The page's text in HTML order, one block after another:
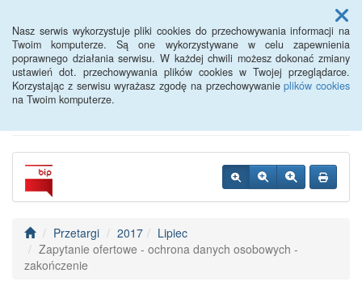
Nasz serwis wykorzystuje pliki cookies do przechowywania informacji na
Twoim komputerze. Są one wykorzystywane w celu zapewnienia
poprawnego działania serwisu. W każdej chwili możesz dokonać zmiany
ustawień dot. przechowywania plików cookies w Twojej przeglądarce.
Korzystając z serwisu wyrażasz zgodę na przechowywanieplików cookies
na Twoim komputerze.
Menu
Powiatowy Urząd Pracy w
Oławie
Przetargi 2017
Lipiec
Zapytanie ofertowe - ochrona danych osobowych -
zakończenie